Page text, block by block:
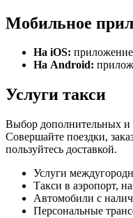
Мобильное
На iOS:
На Android:
Услуги такси
Выбор дополнительных и
Совершайте поездки,
пользуйтесь доставкой.
Услуги
Такси в аэропорт,
Автомобили с
Персональные